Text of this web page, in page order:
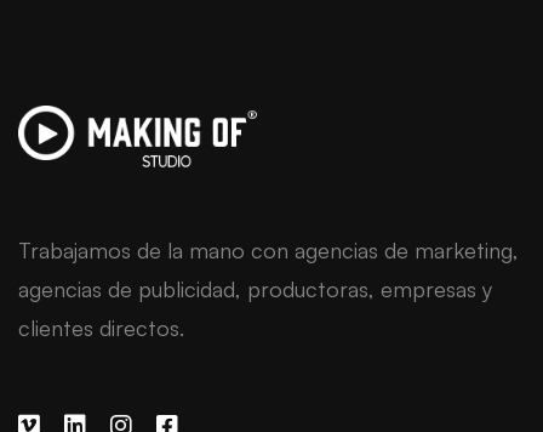
Trabajamos de la mano con agencias de marketing,
agencias de publicidad, productoras, empresas y
clientes directos.